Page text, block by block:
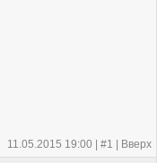
11.05.2015 19:00 | #1 Вверх